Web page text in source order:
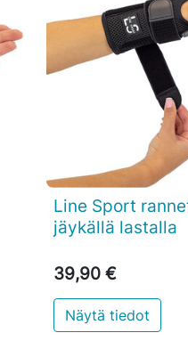

Line Sport
jäykällä lastalla
39,90 €
Näytä tiedot